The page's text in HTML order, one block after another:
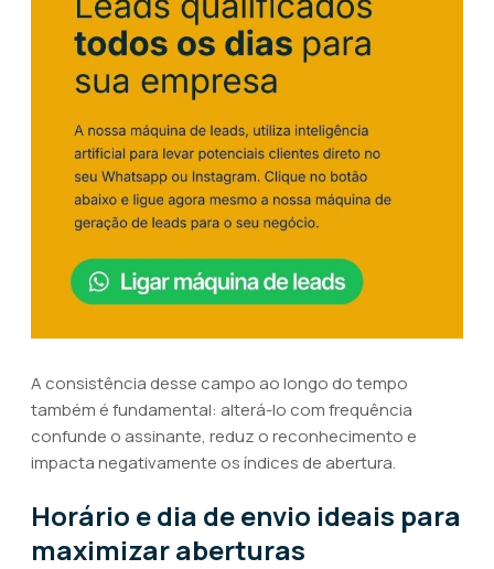
A consistência desse campo ao longo do tempo
também é fundamental: alterá-lo com frequência
confunde o assinante, reduz o reconhecimento e
impacta negativamente os índices de abertura.
Horário e dia de envio ideais para
maximizar aberturas